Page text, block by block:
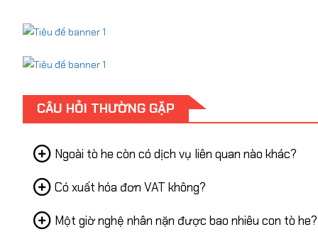
CÂU HỎI THƯỜNG GẶP
Ngoài tò he còn có dịch vụ liên quan nào khác?
Có xuất hóa đơn VAT không?
Một giờ nghệ nhân nặn được bao nhiêu con tò he?
Jena Vi
Gói Chuyên Nghiệp
Top Top chuyên cung cấp
xe decor thương hiệu. Giải